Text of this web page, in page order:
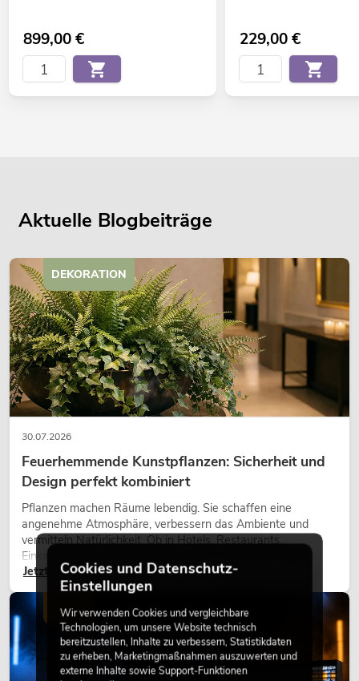
899,00€ 229,00€
Aktuelle Blogbeiträge
30.07.2026
Feuerhemmende Kunstpflanzen: Sicherheit und
Design perfekt kombiniert
Pflanzen machen Räume lebendig. Sie schaffen eine
angenehme Atmosphäre, verbessern das Ambiente und
vermitteln Natürlichkeit. Ob in Hotels, Restaurants,
Einkaufszentren, Bürogebäuden oder auf Messeständen:
eine hochwertige Begrünung gehört heute längst zum
modernen Raumkonzept.
Jetzt lesen
DEKORATION
LICHT
Cookies und Datenschutz-
Einstellungen
Wir verwenden Cookies und vergleichbare
Technologien, um unsere Website technisch
bereitzustellen, Inhalte zu verbessern, Statistikdaten
zu erheben, Marketingmaßnahmen auszuwerten und
externe Inhalte sowie Support-Funktionen